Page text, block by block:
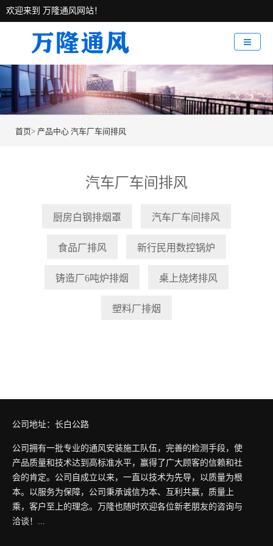
欢迎来到 万隆通风网站！
首页> 产品中心 汽车厂车间排风
汽车厂车间排风
厨房白钢排烟罩 汽车厂车间排风
食品厂排风 新行民用数控锅炉
铸造厂6吨炉排烟 桌上烧烤排风
塑料厂排烟
公司地址：长白公路
公司拥有一批专业的通风安装施工队伍，完善的检测手段，使
产品质量和技术达到高标准水平，赢得了广大顾客的信赖和社
会的肯定。公司自成立以来，一直以技术为先导，以质量为根
本。以服务为保障，公司秉承诚信为本、互利共赢，质量上
乘，客户至上的理念。万隆也随时欢迎各位新老朋友的咨询与
洽谈！...